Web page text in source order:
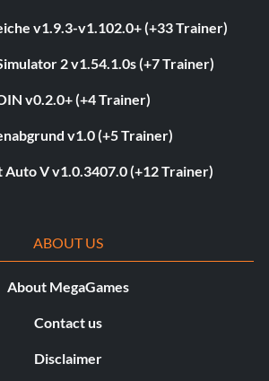
v1.9.3-v1.102.0+ (+33 Trainer)
2 v1.54.1.0s (+7 Trainer)
v0.2.0+ (+4 Trainer)
v1.0 (+5 Trainer)
V v1.0.3407.0 (+12 Trainer)
ABOUT US
About MegaGames
Contact us
Disclaimer